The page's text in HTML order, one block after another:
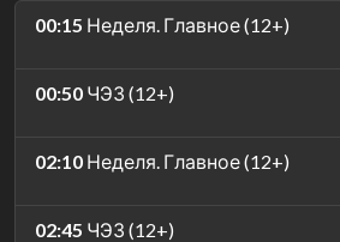
00:15 Неделя. Главное (12+)
00:50 ЧЭЗ (12+)
02:10 Неделя. Главное (12+)
02:45 ЧЭЗ (12+)